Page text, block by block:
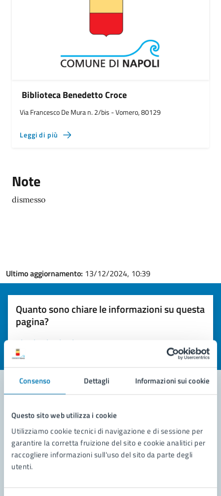
Consenso Dettagli Informazioni sui cookie
Questo sito web utilizza i cookie
Utilizziamo cookie tecnici di navigazione e di sessione per
garantire la corretta fruizione del sito e cookie analitici per
raccogliere informazioni sull'uso del sito da parte degli
utenti.
Biblioteca Benedetto Croce
Via Francesco De Mura n. 2/bis - Vomero, 80129
Leggi di più
Note
dismesso
Ultimo aggiornamento: 13/12/2024, 10:39
Quanto sono chiare le informazioni su questa
pagina?
Valuta la chiarezza delle informazioni (da 1 a 5 stelle)
Seleziona il numero di stelle per valutare la chiarezza delle
Valuta 1 stelle su 5
Contatta il comune
Leggi le domande frequenti
Richiedi assistenza